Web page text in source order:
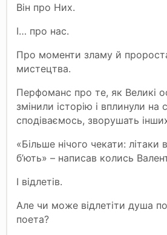
Він про Них.
І… про нас.
Про моменти зламу й
мистецтва.
Перфоманс про те, як Великі
змінили історію і вплинули на
сподіваємось, зворушать
«Більше нічого чекати:
б’ють» – написав колись
І відлетів.
Але чи може відлетіти душа
поета?